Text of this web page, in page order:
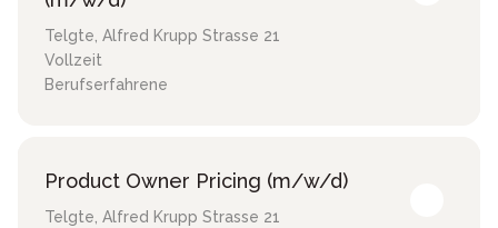
Telgte, Alfred Krupp Strasse 21
Vollzeit
Berufserfahrene
Product Owner Pricing (m/w/d)
Telgte, Alfred Krupp Strasse 21